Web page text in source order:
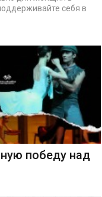
себя в
победу над